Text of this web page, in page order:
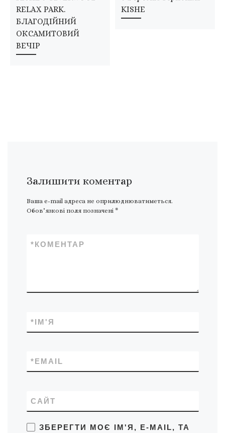
RELAX PARK.
БЛАГОДІЙНИЙ
ОКСАМИТОВИЙ
ВЕЧІР
KISHE
Залишити коментар
Ваша e-mail адреса не оприлюднюватиметься.
Обов’язкові поля позначені *
КОМЕНТАР
*
ІМ'Я
*
EMAIL
*
САЙТ
ЗБЕРЕГТИ МОЄ ІМ'Я, E-MAIL, ТА